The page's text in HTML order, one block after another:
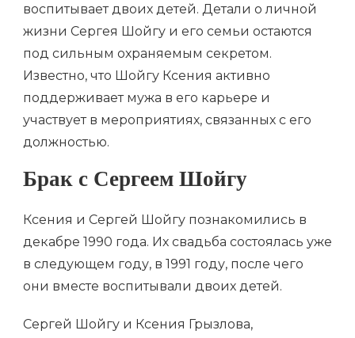
воспитывает двоих детей. Детали о личной
жизни Сергея Шойгу и его семьи остаются
под сильным охраняемым секретом.
Известно, что Шойгу Ксения активно
поддерживает мужа в его карьере и
участвует в мероприятиях, связанных с его
должностью.
Брак с Сергеем Шойгу
Ксения и Сергей Шойгу познакомились в
декабре 1990 года. Их свадьба состоялась уже
в следующем году, в 1991 году, после чего
они вместе воспитывали двоих детей.
Сергей Шойгу и Ксения Грызлова,